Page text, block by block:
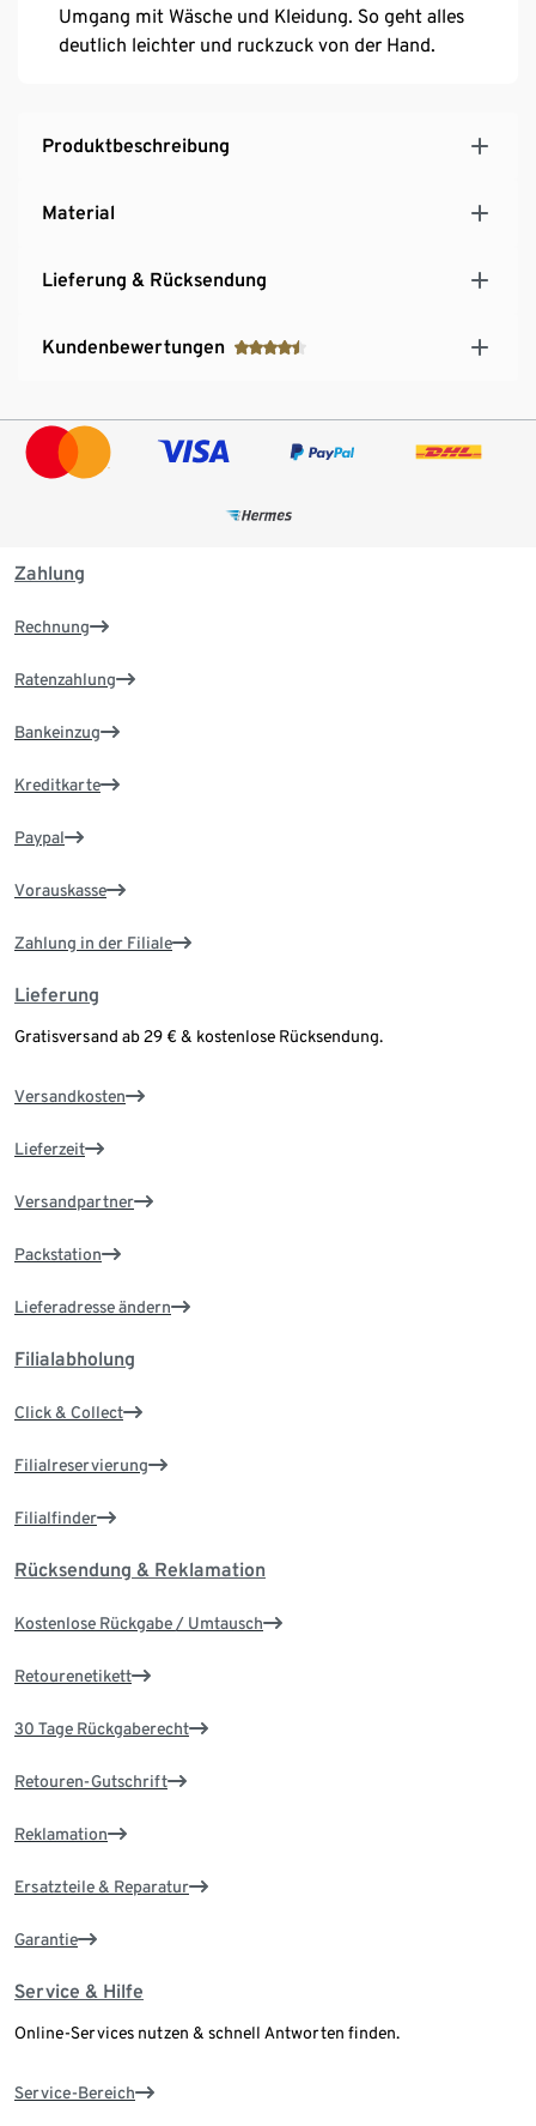
Umgang mit Wäsche und Kleidung. So geht alles
deutlich leichter und ruckzuck von der Hand.
Produktbeschreibung
Material
Lieferung & Rücksendung
Kundenbewertungen
Zahlung
Rechnung
Ratenzahlung
Bankeinzug
Kreditkarte
Paypal
Vorauskasse
Zahlung in der Filiale
Lieferung
Gratisversand ab 29 € & kostenlose Rücksendung.
Versandkosten
Lieferzeit
Versandpartner
Packstation
Lieferadresse ändern
Filialabholung
Click & Collect
Filialreservierung
Filialfinder
Rücksendung & Reklamation
Kostenlose Rückgabe / Umtausch
Retourenetikett
30 Tage Rückgaberecht
Retouren-Gutschrift
Reklamation
Ersatzteile & Reparatur
Garantie
Service & Hilfe
Online-Services nutzen & schnell Antworten finden.
Service-Bereich